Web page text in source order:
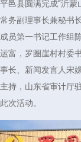
平邑县圆满完成“沂
常务副理事长兼秘书
成员第一书记工作组
运富，罗圈崖村村委
事长、新闻发言人宋
主持，山东省审计厅
此次活动。